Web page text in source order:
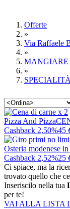
Offerte
»
Via Raffaele
»
MANGIARE
»
Pizza And Pizza
Cashback 2,50%45
Osteria modenese
Cashback 2,52%25
Ci spiace, ma la
trovato quello che
Inseriscilo nella tua
per te!
VAI ALLA LISTA